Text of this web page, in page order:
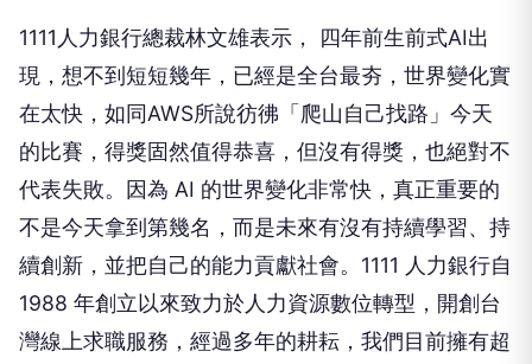
1111人力銀行總裁林文雄表示， 四年前生前式AI出
現，想不到短短幾年，已經是全台最夯，世界變化實
在太快，如同AWS所說彷彿「爬山自己找路」今天
的比賽，得獎固然值得恭喜，但沒有得獎，也絕對不
代表失敗。因為 AI 的世界變化非常快，真正重要的
不是今天拿到第幾名，而是未來有沒有持續學習、持
續創新，並把自己的能力貢獻社會。1111 人力銀行自
1988 年創立以來致力於人力資源數位轉型，開創台
灣線上求職服務，經過多年的耕耘，我們目前擁有超